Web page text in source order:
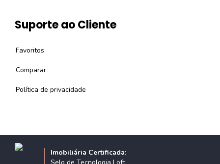
Suporte ao Cliente
Favoritos
Comparar
Política de privacidade
Imobiliária Certificada: